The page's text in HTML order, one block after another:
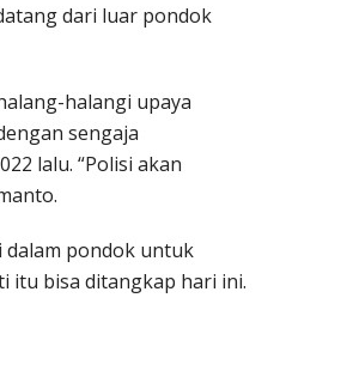
dari luar pondok
halangi upaya
sengaja
lalu. “Polisi akan
dalam pondok untuk
itu bisa ditangkap hari ini.